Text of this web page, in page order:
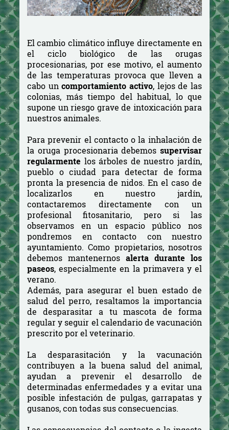
El cambio climático influye directamente en
el ciclo biológico de las orugas
procesionarias, por ese motivo, el aumento
de las temperaturas provoca que lleven a
cabo uncomportamiento activo, lejos de las
colonias, más tiempo del habitual, lo que
supone un riesgo grave de intoxicación para
nuestros animales.
Para prevenir el contacto o la inhalación de
la oruga procesionaria debemos supervisar
regularmente los árboles de nuestro jardín,
pueblo o ciudad para detectar de forma
pronta la presencia de nidos. En el caso de
localizarlos en nuestro jardín,
contactaremos directamente con un
profesional fitosanitario, pero si las
observamos en un espacio público nos
pondremos en contacto con nuestro
ayuntamiento. Como propietarios, nosotros
debemos mantenernos alerta durante los
paseos, especialmente en la primavera y el
verano.
Además, para asegurar el buen estado de
salud del perro, resaltamos la importancia
de desparasitar a tu mascota de forma
regular y seguir el calendario de vacunación
prescrito por el veterinario.
La desparasitación y la vacunación
contribuyen a la buena salud del animal,
ayudan a prevenir el desarrollo de
determinadas enfermedades y a evitar una
posible infestación de pulgas, garrapatas y
gusanos, con todas sus consecuencias.